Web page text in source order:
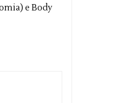
e Body